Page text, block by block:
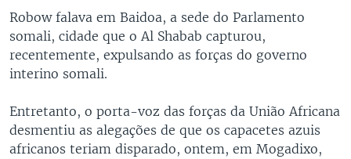
Robow falava em Baidoa, a sede do Parlamento
somali, cidade que o Al Shabab capturou,
recentemente, expulsando as forças do governo
interino somali.
Entretanto, o porta-voz das forças da União Africana
desmentiu as alegações de que os capacetes azuis
africanos teriam disparado, ontem, em Mogadixo,